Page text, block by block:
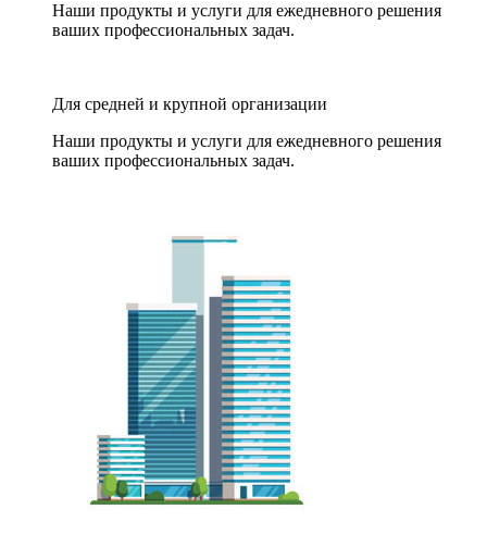
Наши продукты и услуги для ежедневного решения
ваших профессиональных задач.
Для средней и крупной организации
Наши продукты и услуги для ежедневного решения
ваших профессиональных задач.